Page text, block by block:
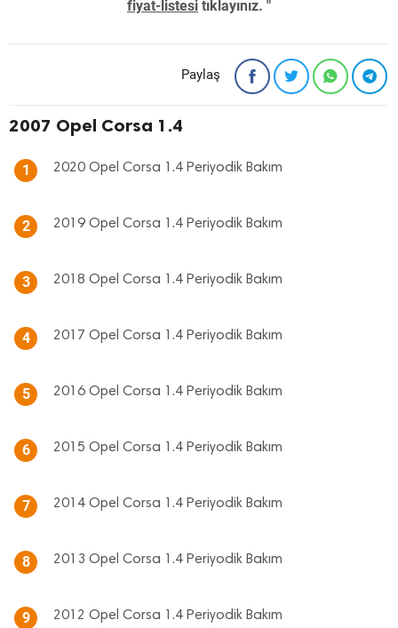
fiyat-listesi tıklayınız. "
Paylaş
2007 Opel Corsa 1.4
1 2020 Opel Corsa 1.4 Periyodik Bakım
2 2019 Opel Corsa 1.4 Periyodik Bakım
3 2018 Opel Corsa 1.4 Periyodik Bakım
4 2017 Opel Corsa 1.4 Periyodik Bakım
5 2016 Opel Corsa 1.4 Periyodik Bakım
6 2015 Opel Corsa 1.4 Periyodik Bakım
7 2014 Opel Corsa 1.4 Periyodik Bakım
8 2013 Opel Corsa 1.4 Periyodik Bakım
9 2012 Opel Corsa 1.4 Periyodik Bakım